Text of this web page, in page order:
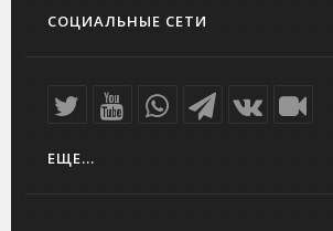
СОЦИАЛЬНЫЕ СЕТИ
ЕЩЕ...